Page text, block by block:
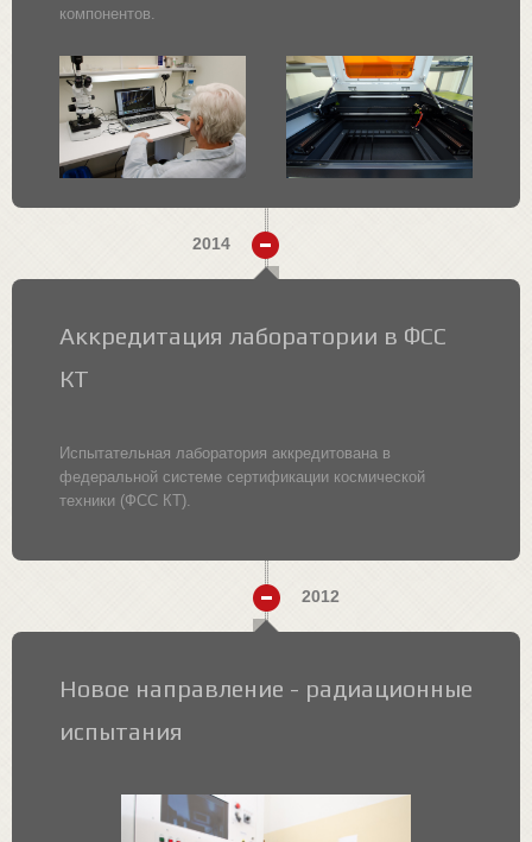
компонентов.
2014
Аккредитация лаборатории в ФСС
КТ
Испытательная лаборатория аккредитована в
федеральной системе сертификации космической
техники (ФСС КТ).
2012
Новое направление - радиационные
испытания